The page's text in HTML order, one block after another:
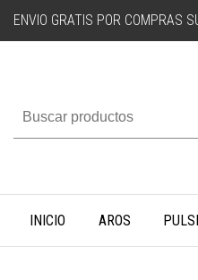
ENVIO GRATIS POR COMPRAS
INICIO AROS